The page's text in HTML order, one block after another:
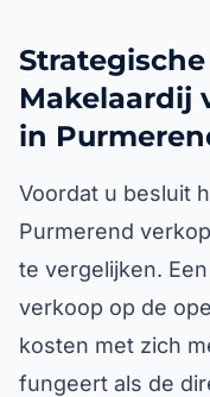
Makelaardij
in
Voordat u besluit
Purmerend
te vergelijken.
verkoop op de
kosten met zich
fungeert als de